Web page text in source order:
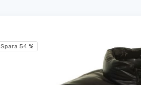
Spara 54 %